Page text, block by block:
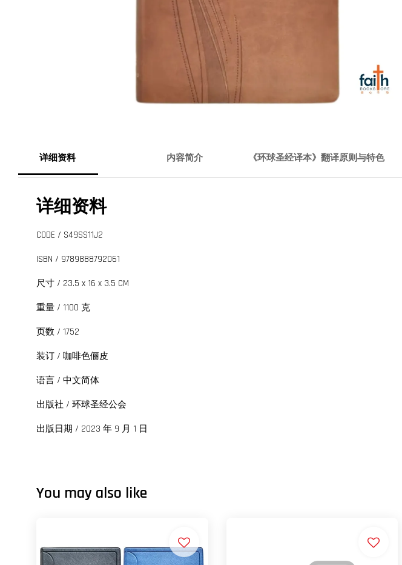
详细资料 内容简介 《环球圣经译本》翻译原则与特色
详细资料
CODE / S49SS11J2
ISBN / 9789888792061
尺寸 / 23.5 x 16 x 3.5 CM
重量 / 1100 克
页数 / 1752
装订 / 咖啡色俪皮
语言 / 中文简体
出版社 / 环球圣经公会
出版日期 / 2023 年 9 月 1 日
You may also like